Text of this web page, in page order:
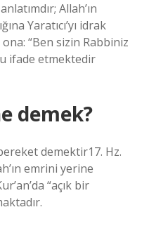
Allah’ın
Yaratıcı’yı idrak
“Ben sizin Rabbiniz
ifade etmektedir
demek?
demektir17. Hz.
emrini yerine
“açık bir